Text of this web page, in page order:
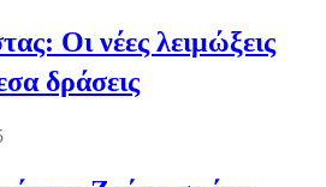
Οι νέες λειμώξεις
δράσεις